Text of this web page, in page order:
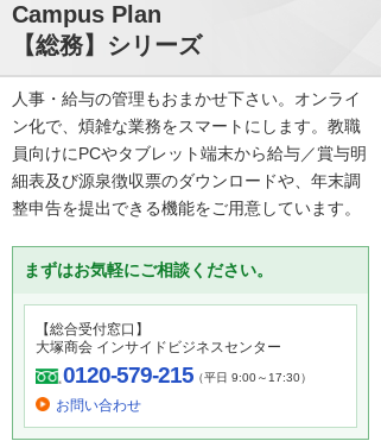
Campus Plan
【総務】シリーズ
人事・給与の管理もおまかせ下さい。オンライ
ン化で、煩雑な業務をスマートにします。教職
員向けにPCやタブレット端末から給与／賞与明
細表及び源泉徴収票のダウンロードや、年末調
整申告を提出できる機能をご用意しています。
まずはお気軽にご相談ください。
【総合受付窓口】
大塚商会 インサイドビジネスセンター
0120-579-215（平日 9:00～17:30）
お問い合わせ